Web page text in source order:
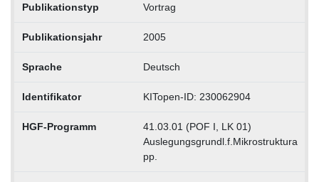
Publikationstyp Vortrag
Publikationsjahr 2005
Sprache Deutsch
Identifikator KITopen-ID: 230062904
HGF-Programm
41.03.01 (POF I, LK 01)
Auslegungsgrundl.f.Mikrostruktura
pp.